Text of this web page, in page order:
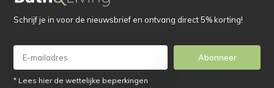
Schrijf je in voor de nieuwsbrief en ontvang direct 5% korting!
Abonneer
* Lees hier de wettelijke beperkingen